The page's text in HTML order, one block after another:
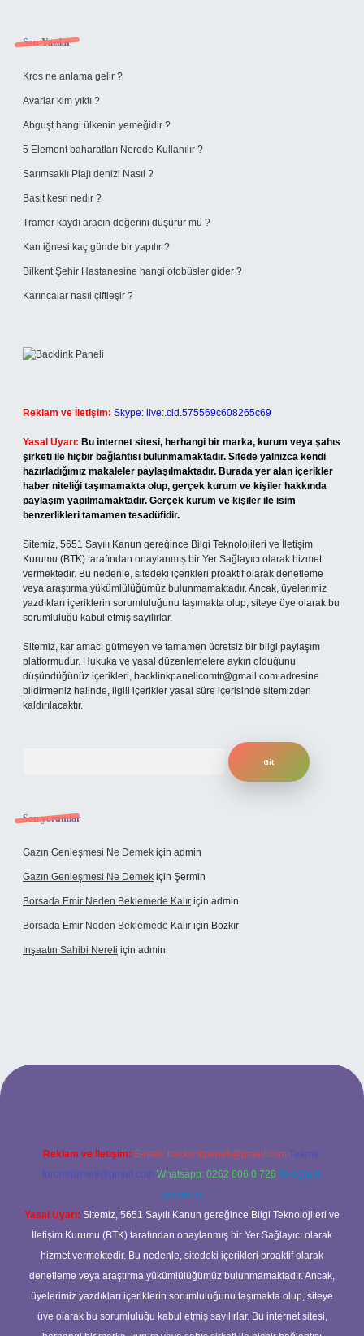
Sidebar
Son Yazılar
Kros ne anlama gelir ?
Avarlar kim yıktı ?
Abguşt hangi ülkenin yemeğidir ?
5 Element baharatları Nerede Kullanılır ?
Sarımsaklı Plajı denizi Nasıl ?
Basit kesri nedir ?
Tramer kaydı aracın değerini düşürür mü ?
Kan iğnesi kaç günde bir yapılır ?
Bilkent Şehir Hastanesine hangi otobüsler gider ?
Karıncalar nasıl çiftleşir ?
Reklam ve İletişim: Skype: live:.cid.575569c608265c69
Yasal Uyarı: Bu internet sitesi, herhangi bir marka, kurum veya şahıs
şirketi ile hiçbir bağlantısı bulunmamaktadır. Sitede yalnızca kendi
hazırladığımız makaleler paylaşılmaktadır. Burada yer alan içerikler
haber niteliği taşımamakta olup, gerçek kurum ve kişiler hakkında
paylaşım yapılmamaktadır. Gerçek kurum ve kişiler ile isim
benzerlikleri tamamen tesadüfidir.
Sitemiz, 5651 Sayılı Kanun gereğince Bilgi Teknolojileri ve İletişim
Kurumu (BTK) tarafından onaylanmış bir Yer Sağlayıcı olarak hizmet
vermektedir. Bu nedenle, sitedeki içerikleri proaktif olarak denetleme
veya araştırma yükümlülüğümüz bulunmamaktadır. Ancak, üyelerimiz
yazdıkları içeriklerin sorumluluğunu taşımakta olup, siteye üye olarak bu
sorumluluğu kabul etmiş sayılırlar.
Sitemiz, kar amacı gütmeyen ve tamamen ücretsiz bir bilgi paylaşım
platformudur. Hukuka ve yasal düzenlemelere aykırı olduğunu
düşündüğünüz içerikleri, backlinkpanelicomtr@gmail.com adresine
bildirmeniz halinde, ilgili içerikler yasal süre içerisinde sitemizden
kaldırılacaktır.
Son yorumlar
Gazın Genleşmesi Ne Demek için admin
Gazın Genleşmesi Ne Demek için Şermin
Borsada Emir Neden Beklemede Kalır için admin
Borsada Emir Neden Beklemede Kalır için Bozkır
Inşaatın Sahibi Nereli için admin
Reklam ve İletişim: E-mail: backlinkpaneli@gmail.com Teams:
forumhizmeti@gmail.com Whatsapp: 0262 606 0 726 Telegram:
@karabul
Yasal Uyarı: Sitemiz, 5651 Sayılı Kanun gereğince Bilgi Teknolojileri ve
İletişim Kurumu (BTK) tarafından onaylanmış bir Yer Sağlayıcı olarak
hizmet vermektedir. Bu nedenle, sitedeki içerikleri proaktif olarak
denetleme veya araştırma yükümlülüğümüz bulunmamaktadır. Ancak,
üyelerimiz yazdıkları içeriklerin sorumluluğunu taşımakta olup, siteye
üye olarak bu sorumluluğu kabul etmiş sayılırlar. Bu internet sitesi,